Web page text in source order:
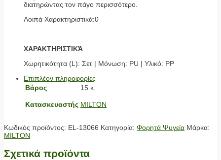
διατηρώντας τον πάγο περισσότερο.
Λοιπά Χαρακτηριστικά:0
ΧΑΡΑΚΤΗΡΙΣΤΙΚΆ
Χωρητικότητα (L): Σετ | Μόνωση: PU | Υλικό: PP
Επιπλέον πληροφορίες
Βάρος
15 κ.
Κατασκευαστής MILTON
Κωδικός προϊόντος: EL-13066 Κατηγορία: Φορητά Ψυγεία Μάρκα:
MILTON
Σχετικά προϊόντα